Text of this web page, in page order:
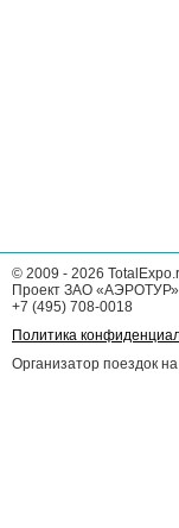
© 2009 - 2026
Проект ЗАО «АЭРОТУР»
+7 (495) 708-0018
Политика
Организатор поездок